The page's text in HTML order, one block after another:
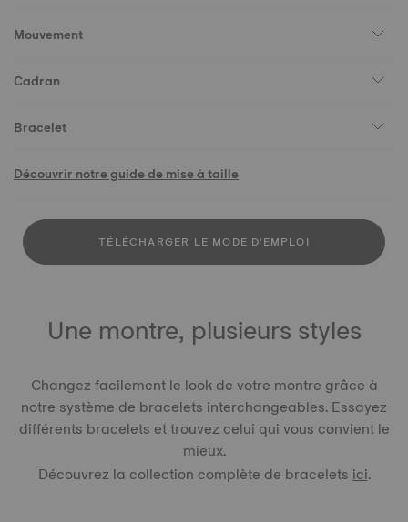
Mouvement
Cadran
Bracelet
Découvrir notre guide de mise à taille
TÉLÉCHARGER LE MODE D'EMPLOI
Une montre, plusieurs styles
Changez facilement le look de votre montre grâce à
notre système de bracelets interchangeables. Essayez
différents bracelets et trouvez celui qui vous convient le
mieux.
Découvrez la collection complète de braceletsici.